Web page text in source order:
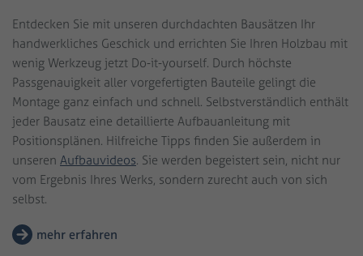
Entdecken Sie mit unseren durchdachten Bausätzen Ihr
handwerkliches Geschick und errichten Sie Ihren Holzbau mit
wenig Werkzeug jetzt Do-it-yourself. Durch höchste
Passgenauigkeit aller vorgefertigten Bauteile gelingt die
Montage ganz einfach und schnell. Selbstverständlich enthält
jeder Bausatz eine detaillierte Aufbauanleitung mit
Positionsplänen. Hilfreiche Tipps finden Sie außerdem in
unseren Aufbauvideos. Sie werden begeistert sein, nicht nur
vom Ergebnis Ihres Werks, sondern zurecht auch von sich
selbst.
mehr erfahren